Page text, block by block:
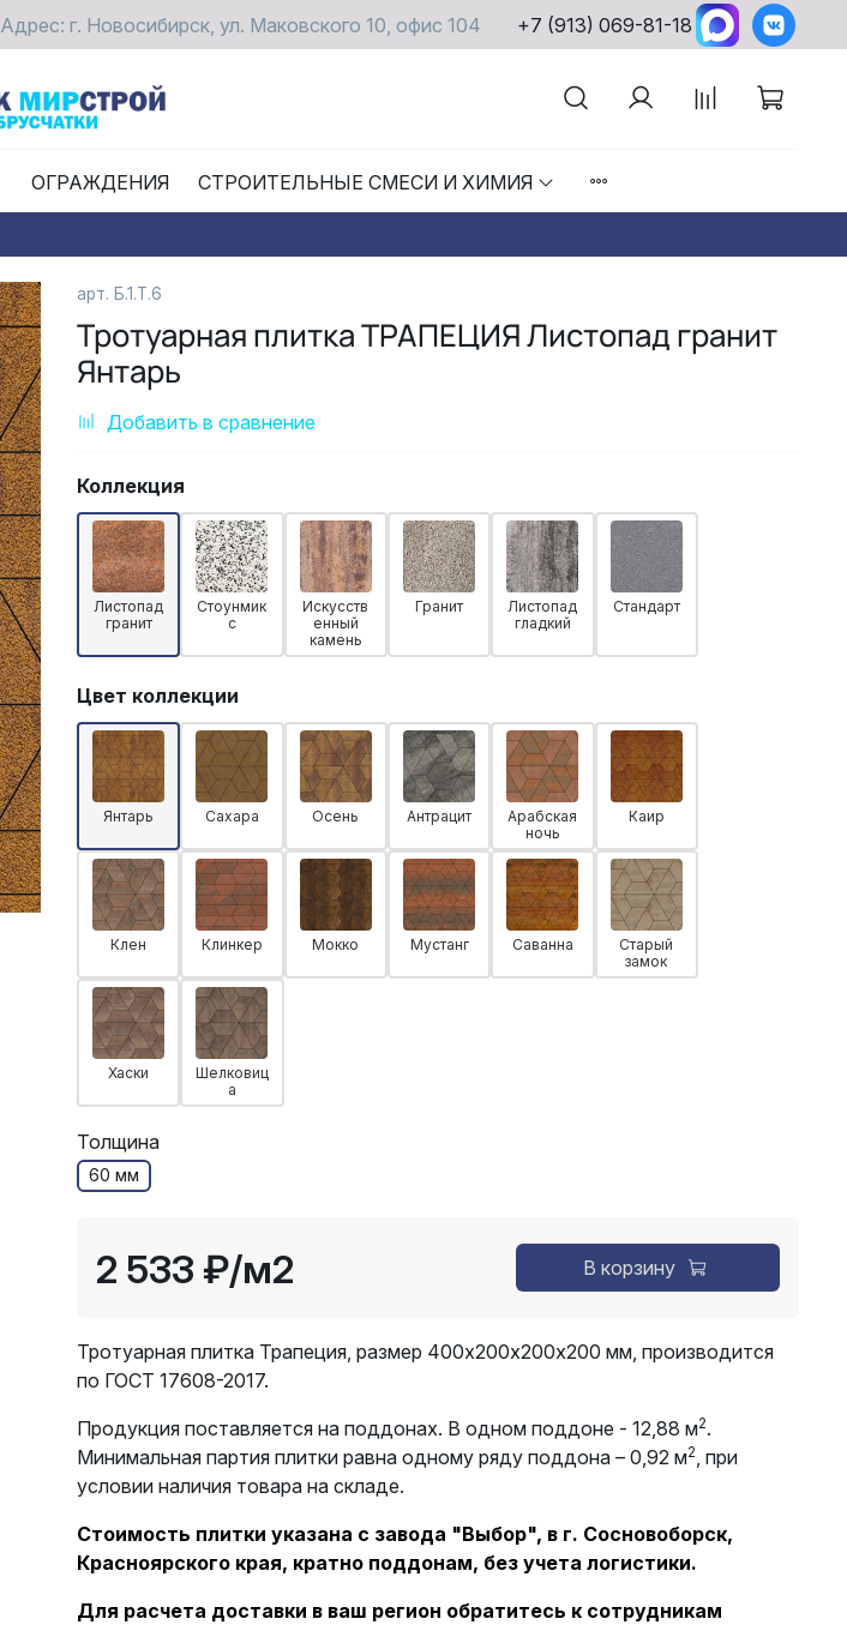
Адрес: г. Новосибирск, ул. Маковского 10, офис 104 +7 (913) 069-81-18
ОГРАЖДЕНИЯ СТРОИТЕЛЬНЫЕ СМЕСИ И ХИМИЯ
арт. Б.1.Т.6
Тротуарная плитка ТРАПЕЦИЯ Листопад гранит
Янтарь
Добавить в сравнение
Коллекция
Листопад
гранит
Стоунмик
с
Искусств
енный
камень
Гранит
Листопад
гладкий
Стандарт
Цвет коллекции
Янтарь Сахара Осень Антрацит
Арабская
ночь
Каир
Клен Клинкер Мокко Мустанг Саванна
Старый
замок
Хаски
Шелковиц
а
Толщина
60 мм
2 533 ₽/м2 В корзину
Тротуарная плитка Трапеция, размер 400х200х200х200 мм, производится
по ГОСТ 17608-2017.
Продукция поставляется на поддонах. В одном поддоне - 12,88 м2.
Минимальная партия плитки равна одному ряду поддона – 0,92 м2, при
условии наличия товара на складе.
Стоимость плитки указана с завода "Выбор", в г. Сосновоборск,
Красноярского края, кратно поддонам, без учета логистики.
Для расчета доставки в ваш регион обратитесь к сотрудникам